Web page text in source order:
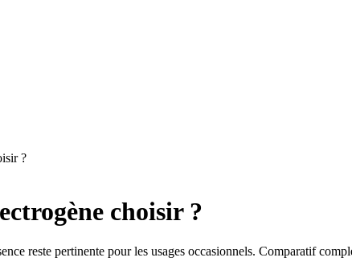
?
choisir ?
reste pertinente pour les usages occasionnels. Comparatif